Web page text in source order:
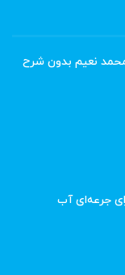
محمد نعیم بدون شرح
جرعه‌ای آب